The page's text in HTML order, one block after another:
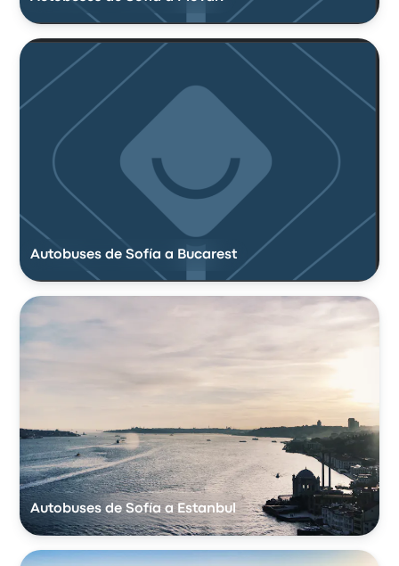
Autobuses de Sofía a Bucarest
Autobuses de Sofía a Estanbul